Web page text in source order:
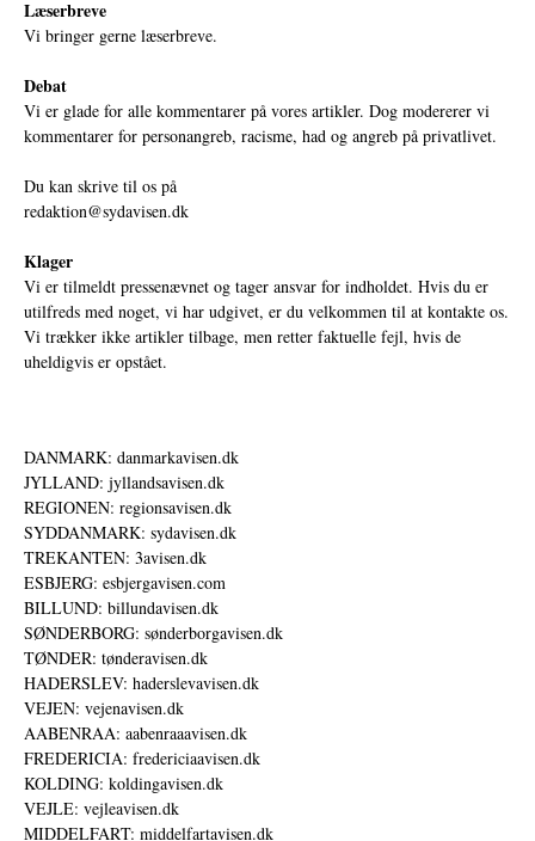
Læserbreve
Vi bringer gerne læserbreve.
Debat
Vi er glade for alle kommentarer på vores artikler. Dog modererer vi
kommentarer for personangreb, racisme, had og angreb på privatlivet.
Du kan skrive til os på
redaktion@sydavisen.dk
Klager
Vi er tilmeldt pressenævnet og tager ansvar for indholdet. Hvis du er
utilfreds med noget, vi har udgivet, er du velkommen til at kontakte os.
Vi trækker ikke artikler tilbage, men retter faktuelle fejl, hvis de
uheldigvis er opstået.
DANMARK: danmarkavisen.dk
JYLLAND: jyllandsavisen.dk
REGIONEN: regionsavisen.dk
SYDDANMARK: sydavisen.dk
TREKANTEN: 3avisen.dk
ESBJERG: esbjergavisen.com
BILLUND: billundavisen.dk
SØNDERBORG: sønderborgavisen.dk
TØNDER: tønderavisen.dk
HADERSLEV: haderslevavisen.dk
VEJEN: vejenavisen.dk
AABENRAA: aabenraaavisen.dk
FREDERICIA: fredericiaavisen.dk
KOLDING: koldingavisen.dk
VEJLE: vejleavisen.dk
MIDDELFART: middelfartavisen.dk